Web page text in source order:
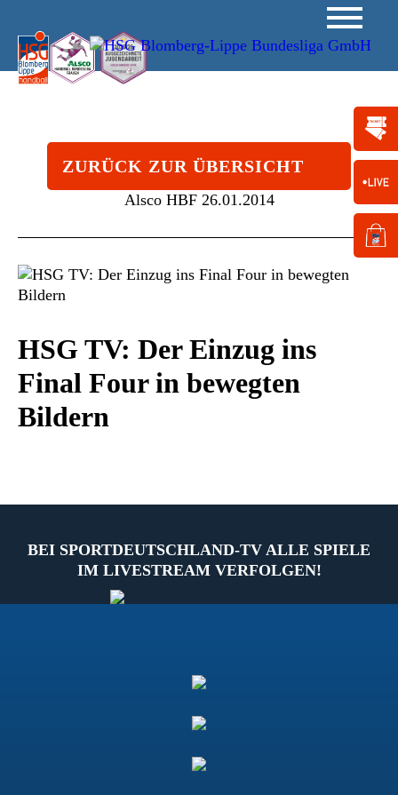
ZURÜCK ZUR ÜBERSICHT
Alsco HBF 26.01.2014
HSG TV: Der Einzug ins
Final Four in bewegten
Bildern
BEI SPORTDEUTSCHLAND-TV ALLE SPIELE
IM LIVESTREAM VERFOLGEN!